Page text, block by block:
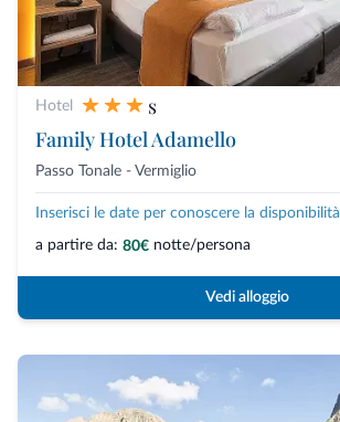
Hotel
s
Family Hotel Adamello
Passo Tonale - Vermiglio
Inserisci le date per conoscere la disponibilità
a partire da: 80€ notte/persona
Vedi alloggio